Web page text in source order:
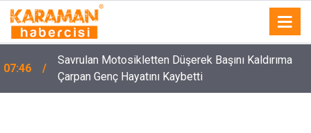
07:46
Savrulan Motosikletten Düşerek Başını Kaldırıma
Çarpan Genç Hayatını Kaybetti